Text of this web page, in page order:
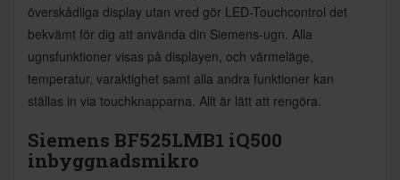
överskådliga display utan vred gör LED-Touchcontrol det
bekvämt för dig att använda din Siemens-ugn. Alla
ugnsfunktioner visas på displayen, och värmeläge,
temperatur, varaktighet samt alla andra funktioner kan
ställas in via touchknapparna. Allt är lätt att rengöra.
Siemens BF525LMB1 iQ500
inbyggnadsmikro